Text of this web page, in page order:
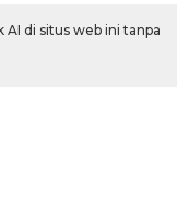
di situs web ini tanpa